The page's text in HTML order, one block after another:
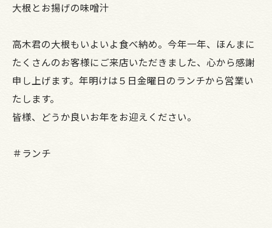
大根とお揚げの味噌汁
高木君の大根もいよいよ食べ納め。今年一年、ほんまに
たくさんのお客様にご来店いただきました、心から感謝
申し上げます。年明けは５日金曜日のランチから営業い
たします。
皆様、どうか良いお年をお迎えください。
＃ランチ